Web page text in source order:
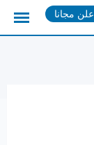
مجانا